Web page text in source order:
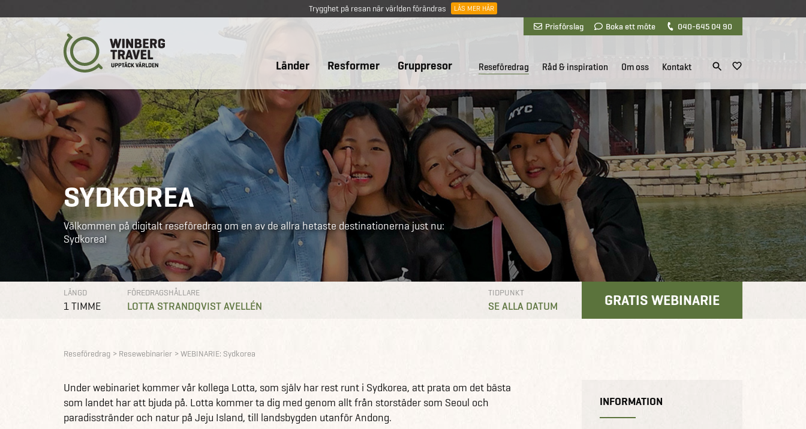
Trygghet på resan när världen förändras LÄS MER HÄR
Prisförslag Boka ett möte 040-645 04 90
Länder Resformer Gruppresor Reseföredrag Råd & inspiration Om oss Kontakt
SYDKOREA
Välkommen på digitalt reseföredrag om en av de allra hetaste destinationerna just nu:
Sydkorea!
LÄNGD
1 TIMME
FÖREDRAGSHÅLLARE
LOTTA STRANDQVIST AVELLÉN
TIDPUNKT
SE ALLA DATUM GRATIS WEBINARIE
Reseföredrag Resewebinarier WEBINARIE: Sydkorea
Under webinariet kommer vår kollega Lotta, som själv har rest runt i Sydkorea, att prata om det bästa
som landet har att bjuda på. Lotta kommer ta dig med genom allt från storstäder som Seoul och
paradisstränder och natur på Jeju Island, till landsbygden utanför Andong.
INFORMATION